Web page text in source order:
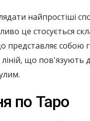
найпростіші
це стосується
представляє собою
ліній, що пов'язують
по Таро